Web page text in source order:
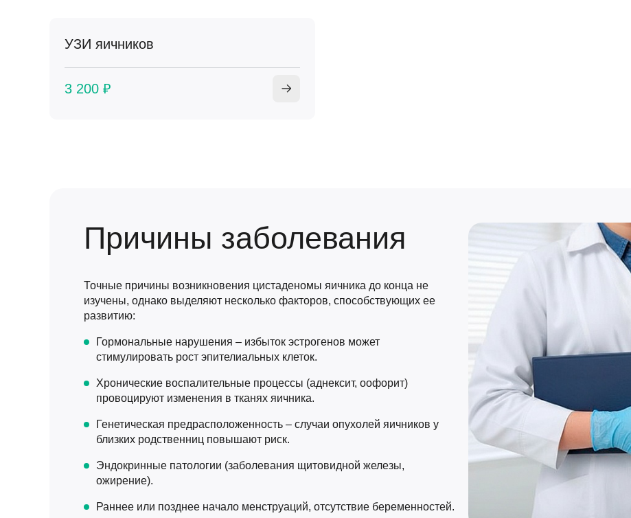
УЗИ яичников
3 200 ₽
Причины заболевания
Точные причины возникновения цистаденомы яичника до конца не
изучены, однако выделяют несколько факторов, способствующих ее
развитию:
Гормональные нарушения – избыток эстрогенов может
стимулировать рост эпителиальных клеток.
Хронические воспалительные процессы (аднексит, оофорит)
провоцируют изменения в тканях яичника.
Генетическая предрасположенность – случаи опухолей яичников у
близких родственниц повышают риск.
Эндокринные патологии (заболевания щитовидной железы,
ожирение).
Раннее или позднее начало менструаций, отсутствие беременностей.